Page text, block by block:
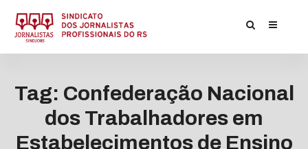
Tag: Confederação Nacional
dos Trabalhadores em
Estabelecimentos de Ensino